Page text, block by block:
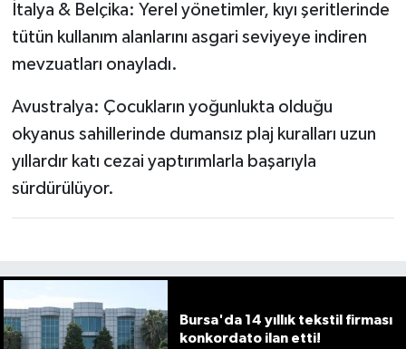
İtalya & Belçika: Yerel yönetimler, kıyı şeritlerinde
tütün kullanım alanlarını asgari seviyeye indiren
mevzuatları onayladı.
Avustralya: Çocukların yoğunlukta olduğu
okyanus sahillerinde dumansız plaj kuralları uzun
yıllardır katı cezai yaptırımlarla başarıyla
sürdürülüyor.
Bursa'da 14 yıllık tekstil firması
konkordato ilan etti!